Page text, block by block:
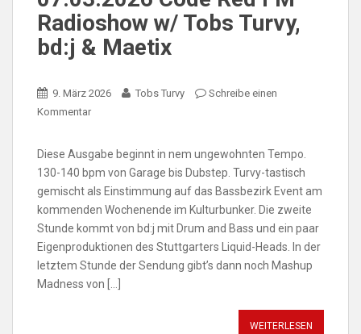
Radioshow w/ Tobs Turvy,
bd:j & Maetix
9. März 2026 Tobs Turvy
Schreibe einen
Kommentar
Diese Ausgabe beginnt in nem ungewohnten Tempo.
130-140 bpm von Garage bis Dubstep. Turvy-tastisch
gemischt als Einstimmung auf das Bassbezirk Event am
kommenden Wochenende im Kulturbunker. Die zweite
Stunde kommt von bd:j mit Drum and Bass und ein paar
Eigenproduktionen des Stuttgarters Liquid-Heads. In der
letztem Stunde der Sendung gibt’s dann noch Mashup
Madness von […]
WEITERLESEN